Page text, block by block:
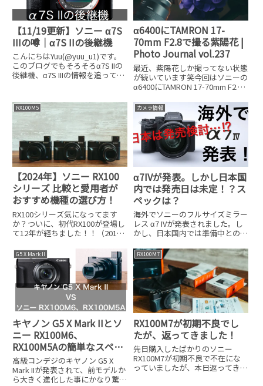
【11/19更新】ソニー α7S
IIIの噂｜α7S IIの後継機
こんにちはYuu(@yuu_u1)です。
このブログでもそろそろα7S IIの
後継機、α7S IIIの情報を追ってい
す。現行機のα7S IIは2015年10月
に発売されていて、すでに
α6400にTAMRON 17-
70mm F2.8で撮る紫陽花 |
Photo Journal vol.237
最近、紫陽花しか撮ってない状態
が続いています笑今回はソニーの
α6400にTAMRON 17-70mm F2.8
TAMRON 17-70mm F2.8と記載し
ます）を付けて撮ってきました。
この
RX100M5
【2024年】ソニー RX100
シリーズ 比較と愛用者が
おすすめ機種の選び方！
RX100シリーズ気になってます
か？ついに、初代RX100が登場し
て12年が経ちました！！（2012
ンデジ（高級コンデジ）と呼ばれ
るカテゴリーでは目が離せないカ
メラですよね。自分は初代
RX100〜RX100M6
カメラ情報
α7IVが発表。しかし日本国
内では発売日は未定！？ス
ペックは？
海外でソニーのフルサイズミラー
レス α7 IVが発表されました。し
かし、日本国内では準備中との事
えず、海外で発表されたα7IVのス
ペックを書き出しておきます。海
外での仕様や英語から直して記載
していますので、誤り
G5 X Mark II
キヤノン G5 X Mark IIとソ
ニー RX100M6、
RX100M5Aの簡単なスペッ
ク比較
高級コンデジのキヤノン G5 X
Mark IIが発表されて、前モデルか
ら大きく進化した事にかなり驚
RX100M7
RX100M7が初期不良でし
たが、返ってきました！
先日購入したばかりのソニー
RX100M7が初期不良で不在にな
っていましたが、本日返ってきま